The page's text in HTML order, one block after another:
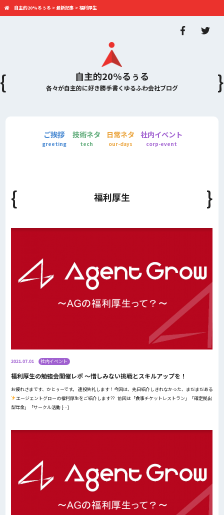
自主的20%るぅる
各々が自主的に好き勝手書くゆるふわ会社ブログ
自主的20%るぅる > 最新記事 >福利厚生
ご挨拶
greeting
技術ネタ
tech
日常ネタ
our-days
社内イベント
corp-event
福利厚生
2021.07.01 社内イベント
福利厚生の勉強会開催レポ ～惜しみない挑戦とスキルアップを！
お疲れさまです、かとぅーです。 連投失礼します！今回は、先日紹介しきれなかった、まだまだある
エージェントグローの福利厚生をご紹介します?? 前回は「食事チケットレストラン」「確定拠出
型年金」「サークル活動 […]